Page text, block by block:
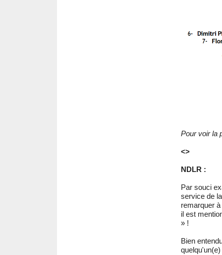
Pour voir la
<>
NDLR :
Par souci
service de
remarquer
il est
» !
Bien
quelqu'un(e)